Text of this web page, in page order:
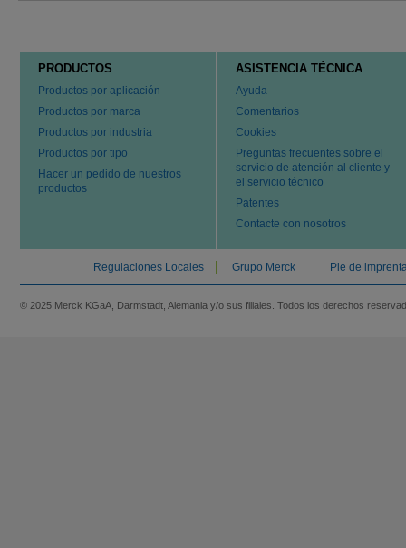
PRODUCTOS
Productos por aplicación
Productos por marca
Productos por industria
Productos por tipo
Hacer un pedido de nuestros
productos
ASISTENCIA TÉCNICA
Ayuda
Comentarios
Cookies
Preguntas frecuentes sobre el
servicio de atención al cliente y
el servicio técnico
Patentes
Contacte con nosotros
Regulaciones Locales Grupo Merck Pie de
© 2025 Merck KGaA, Darmstadt, Alemania y/o sus filiales. Todos los derechos